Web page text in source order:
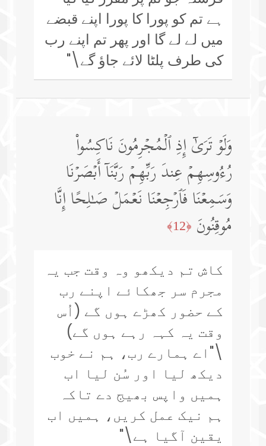
ہے تم کو پورا کا پورا اپنے قبضے
میں لے لے گا اور پھر تم اپنے رب
کی طرف پلٹا لائے جاؤ گے\"
وَلَوۡ تَرَىٰۤ إِذِ ٱلۡمُجۡرِمُونَ نَاكِسُوا۟
رُءُوسِهِمۡ عِندَ رَبِّهِمۡ رَبَّنَاۤ أَبۡصَرۡنَا
وَسَمِعۡنَا فَٱرۡجِعۡنَا نَعۡمَلۡ صَـٰلِحًا إِنَّا
مُوقِنُونَ ﴿12﴾
کاش تم دیکھو وہ وقت جب یہ
مجرم سر جھکائے اپنے رب
کے حضور کھڑے ہوں گے (اُس
وقت یہ کہہ رہے ہوں گے)
\"اے ہمارے رب، ہم نے خوب
دیکھ لیا اور سُن لیا اب
ہمیں واپس بھیج دے تاکہ
ہم نیک عمل کریں، ہمیں اب
یقین آگیا ہے\"